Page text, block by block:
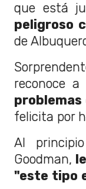
que está
peligroso
de
reconoce
problemas
felicita por
Al
Goodman,
"este tipo